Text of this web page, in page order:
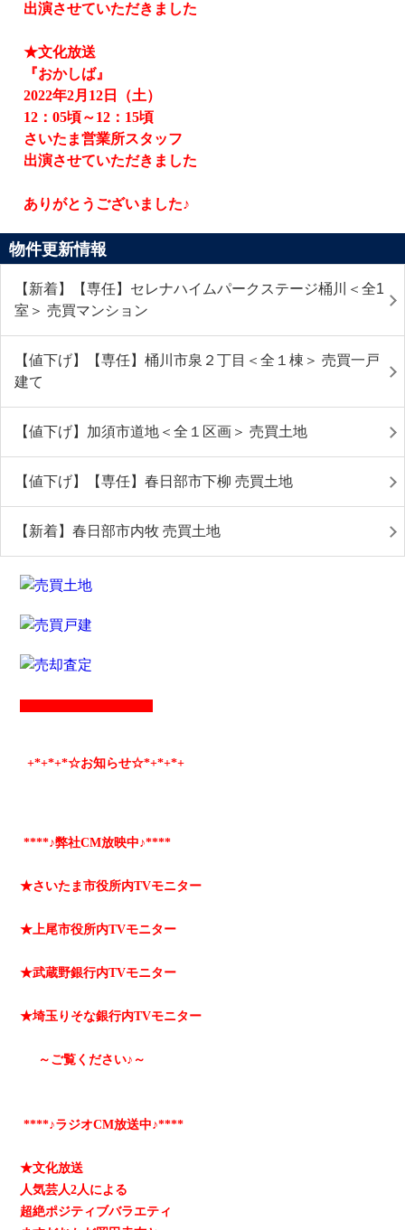
出演させていただきました
★文化放送
『おかしば』
2022年2月 12 日（土）
12 ：05頃～12 ： 15頃
さいたま営業所スタッフ
出演させていただきました
ありがとうございました♪
物件更新情報
【新着】【専任】セレナハイムパークステージ桶川＜全1
室＞ 売買マンション
【値下げ】【専任】桶川市泉２丁目＜全１棟＞ 売買一戸
建て
【値下げ】加須市道地＜全１区画＞ 売買土地
【値下げ】【専任】春日部市下柳 売買土地
【新着】春日部市内牧 売買土地
+*+*+*☆お知らせ☆*+*+*+
****♪弊社CM放映中♪****
★さいたま市役所内TVモニター
★上尾市役所内TVモニター
★武蔵野銀行内TVモニター
★埼玉りそな銀行内TVモニター
～ご覧ください♪～
****♪ラジオCM放送中♪****
★文化放送
人気芸人2人による
超絶ポジティブバラエティ